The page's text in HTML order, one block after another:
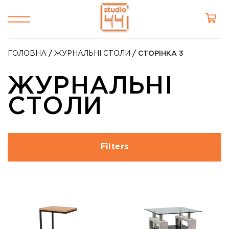
ГОЛОВНА / ЖУРНАЛЬНІ СТОЛИ / СТОРІНКА 3
ЖУРНАЛЬНІ
СТОЛИ
Filters